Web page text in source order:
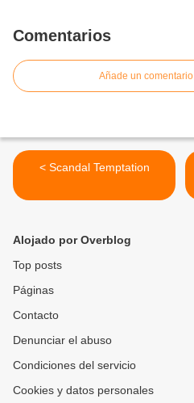
Comentarios
Añade un comentario
< Scandal Temptation
Alojado por Overblog
Top posts
Páginas
Contacto
Denunciar el abuso
Condiciones del servicio
Cookies y datos personales